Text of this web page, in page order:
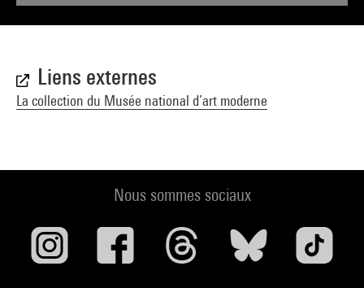
Liens externes
La collection du Musée national d’art moderne
Nous sommes sociaux